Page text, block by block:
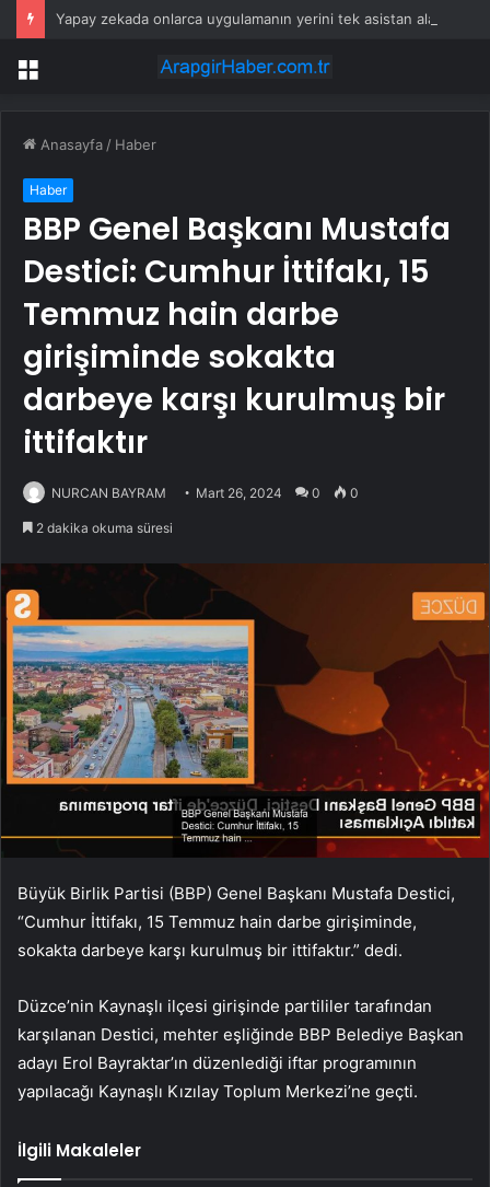
Menü
Anasayfa / Haber
Haber
BBP Genel Başkanı Mustafa
Destici: Cumhur İttifakı, 15
Temmuz hain darbe
girişiminde sokakta
darbeye karşı kurulmuş bir
ittifaktır
NURCAN BAYRAM Mart 26, 2024 0 0
2 dakika okuma süresi
Büyük Birlik Partisi (BBP) Genel Başkanı Mustafa Destici,
“Cumhur İttifakı, 15 Temmuz hain darbe girişiminde,
sokakta darbeye karşı kurulmuş bir ittifaktır.” dedi.
Düzce’nin Kaynaşlı ilçesi girişinde partililer tarafından
karşılanan Destici, mehter eşliğinde BBP Belediye Başkan
adayı Erol Bayraktar’ın düzenlediği iftar programının
yapılacağı Kaynaşlı Kızılay Toplum Merkezi’ne geçti.
İlgili Makaleler